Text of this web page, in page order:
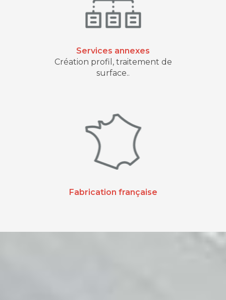
Services annexes
Création profil, traitement de
surface..
Fabrication française